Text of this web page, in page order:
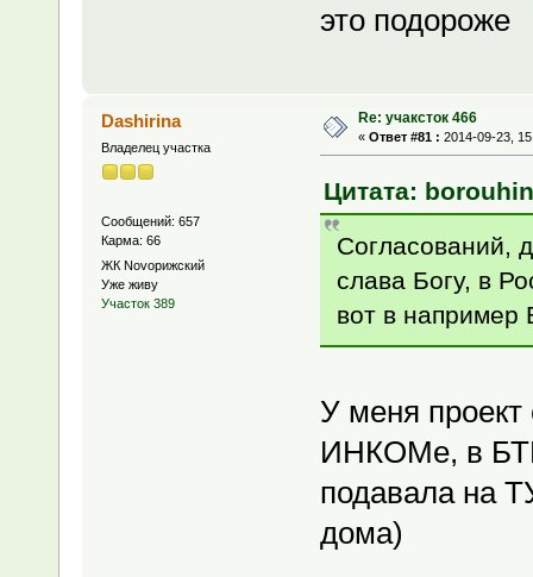
это подороже
Dashirina
Владелец участка
Сообщений: 657
Карма: 66
ЖК Novoрижский
Уже живу
Участок 389
Re: учаксток 466
« Ответ #81 : 2014-09-23,
Цитата:
Согласований,
слава Богу, в
вот в например
У меня
ИНКОМе, в БТИ
подавала на
дома)